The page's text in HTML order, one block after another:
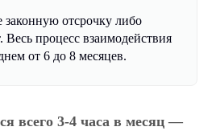
отсрочку либо
процесс взаимодействия
от 6 до 8 месяцев.
всего 3-4 часа в месяц —